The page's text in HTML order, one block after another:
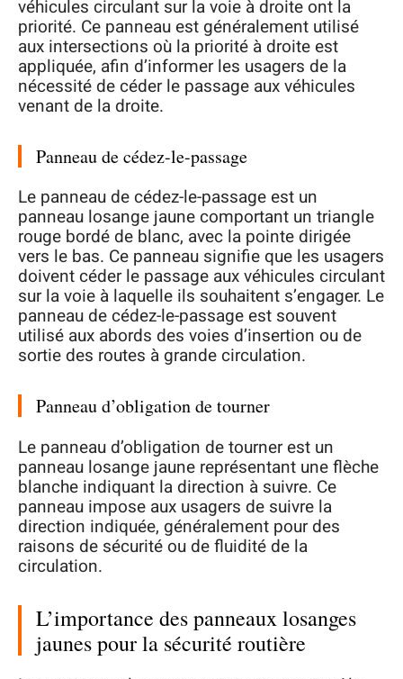
véhicules circulant sur la voie à droite ont la
priorité. Ce panneau est généralement utilisé
aux intersections où la priorité à droite est
appliquée, afin d’informer les usagers de la
nécessité de céder le passage aux véhicules
venant de la droite.
Panneau de cédez-le-passage
Le panneau de cédez-le-passage est un
panneau losange jaune comportant un triangle
rouge bordé de blanc, avec la pointe dirigée
vers le bas. Ce panneau signifie que les usagers
doivent céder le passage aux véhicules circulant
sur la voie à laquelle ils souhaitent s’engager. Le
panneau de cédez-le-passage est souvent
utilisé aux abords des voies d’insertion ou de
sortie des routes à grande circulation.
Panneau d’obligation de tourner
Le panneau d’obligation de tourner est un
panneau losange jaune représentant une flèche
blanche indiquant la direction à suivre. Ce
panneau impose aux usagers de suivre la
direction indiquée, généralement pour des
raisons de sécurité ou de fluidité de la
circulation.
L’importance des panneaux losanges
jaunes pour la sécurité routière